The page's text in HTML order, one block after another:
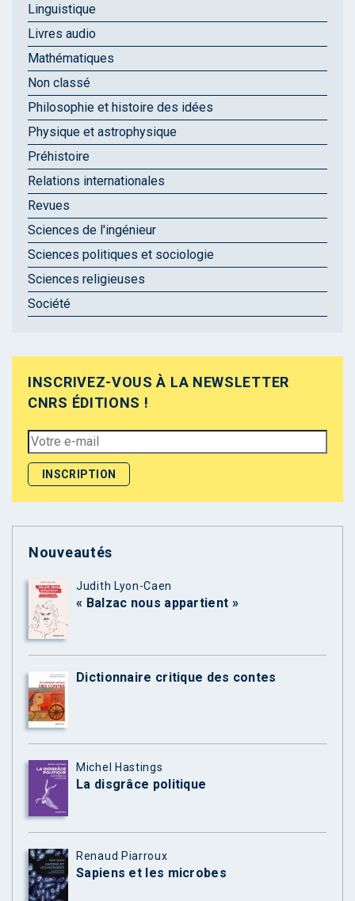
Linguistique
Livres audio
Mathématiques
Non classé
Philosophie et histoire des idées
Physique et astrophysique
Préhistoire
Relations internationales
Revues
Sciences de l'ingénieur
Sciences politiques et sociologie
Sciences religieuses
Société
INSCRIVEZ-VOUS À LA NEWSLETTER
CNRS ÉDITIONS !
Nouveautés
Judith Lyon-Caen
« Balzac nous appartient »
Dictionnaire critique des contes
Michel Hastings
La disgrâce politique
Renaud Piarroux
Sapiens et les microbes